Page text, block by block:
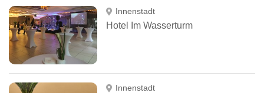
Innenstadt
Hotel Im Wasserturm
Innenstadt